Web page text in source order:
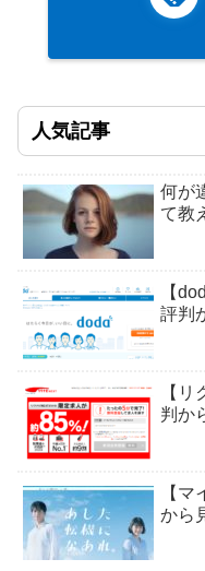
人気記事
何が
て教
【
評判
【
判か
【
から